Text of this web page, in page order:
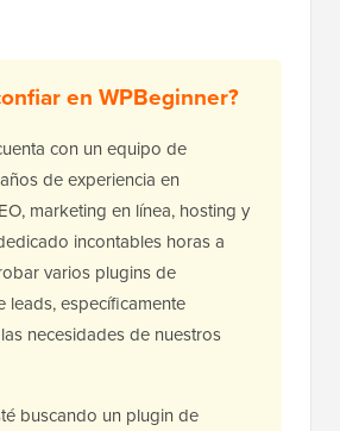
en WPBeginner?
con un equipo de
de experiencia en
marketing en línea, hosting y
incontables horas a
varios plugins de
leads, específicamente
necesidades de nuestros
buscando un plugin de